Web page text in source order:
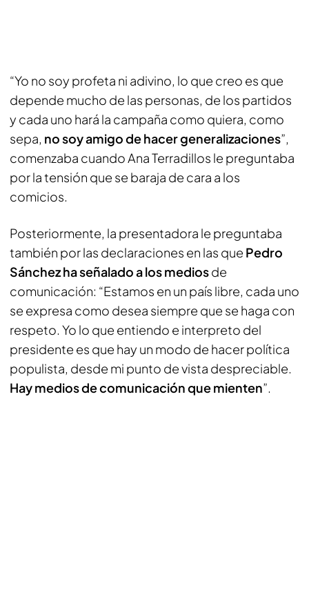
“Yo no soy profeta ni adivino, lo que creo es que
depende mucho de las personas, de los partidos
y cada uno hará la campaña como quiera, como
sepa, no soy amigo de hacer generalizaciones”,
comenzaba cuando Ana Terradillos le preguntaba
por la tensión que se baraja de cara a los
comicios.
Posteriormente, la presentadora le preguntaba
también por las declaraciones en las que Pedro
Sánchez ha señalado a los mediosde
comunicación: “Estamos en un país libre, cada uno
se expresa como desea siempre que se haga con
respeto. Yo lo que entiendo e interpreto del
presidente es que hay un modo de hacer política
populista, desde mi punto de vista despreciable.
Hay medios de comunicación que mienten”.